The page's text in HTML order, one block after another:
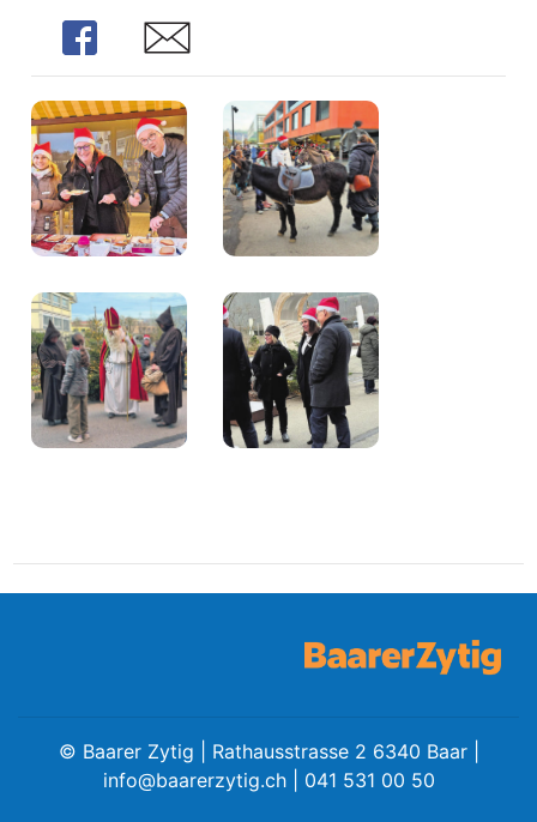
Share
Share
© Baarer Zytig | Rathausstrasse 2 6340 Baar |
info@baarerzytig.ch| 041 531 00 50